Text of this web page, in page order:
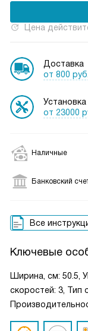
Цена
Доставка
от 800 руб.
Установка
от 23000
Наличные
Банковский
Все
Ключевые
Ширина, см: 50.5,
скоростей: 3, Тип